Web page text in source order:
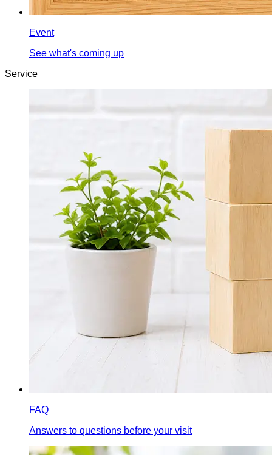
Event
See what's coming up
Service
FAQ
Answers to questions before your visit